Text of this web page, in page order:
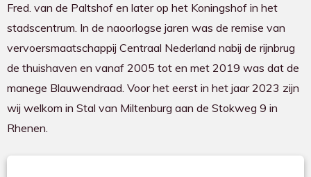
Fred. van de Paltshof en later op het Koningshof in het
stadscentrum. In de naoorlogse jaren was de remise van
vervoersmaatschappij Centraal Nederland nabij de rijnbrug
de thuishaven en vanaf 2005 tot en met 2019 was dat de
manege Blauwendraad. Voor het eerst in het jaar 2023 zijn
wij welkom in Stal van Miltenburg aan de Stokweg 9 in
Rhenen.